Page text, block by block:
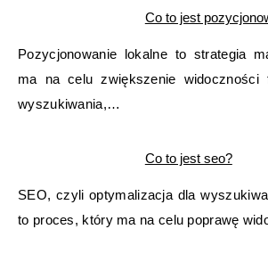
Co to jest
Pozycjonowanie lokalne to strategia
ma na celu zwiększenie
wyszukiwania,…
Co to jest seo?
SEO, czyli optymalizacja dla
to proces, który ma na celu poprawę